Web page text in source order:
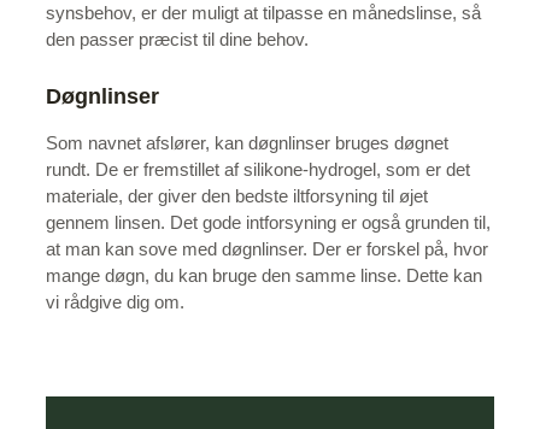
synsbehov, er der muligt at tilpasse en månedslinse, så
den passer præcist til dine behov.
Døgnlinser
Som navnet afslører, kan døgnlinser bruges døgnet
rundt. De er fremstillet af silikone-hydrogel, som er det
materiale, der giver den bedste iltforsyning til øjet
gennem linsen. Det gode intforsyning er også grunden til,
at man kan sove med døgnlinser. Der er forskel på, hvor
mange døgn, du kan bruge den samme linse. Dette kan
vi rådgive dig om.